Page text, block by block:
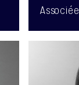
Associée